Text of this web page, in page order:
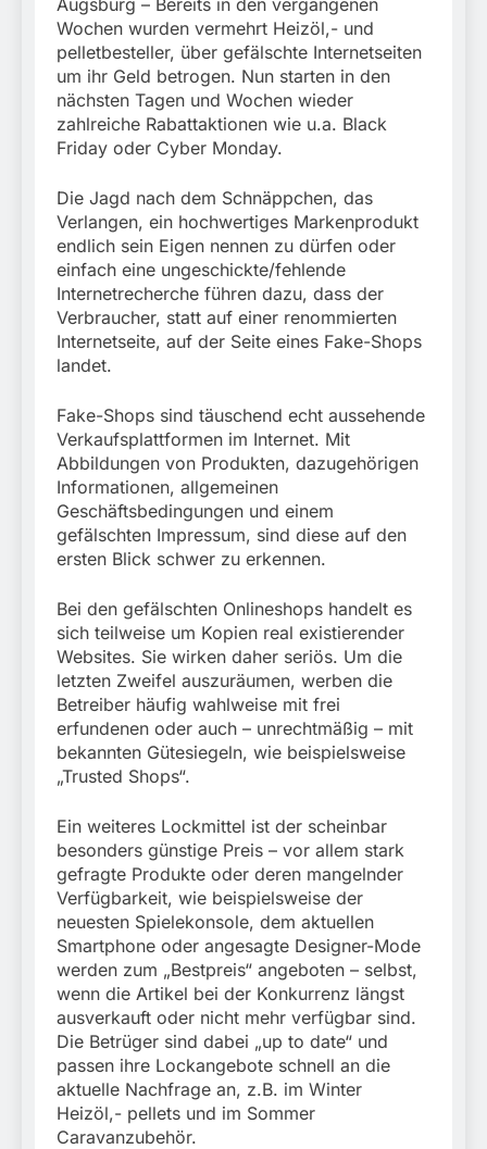
führt zur Sicherstellung
unversteuerter Zigaretten
und Einleitung eines
Steuerstrafverfahrens
Kraftfahrzeug über die
Grenze
eingereist/Bundespolizei
stellt Auto sicher
3. August 2026
Wochen wurden vermehrt Heizöl,- und
pelletbesteller, über gefälschte Internetseiten
um ihr Geld betrogen. Nun starten in den
nächsten Tagen und Wochen wieder
zahlreiche Rabattaktionen wie u.a. Black
Friday oder Cyber Monday.
Die Jagd nach dem Schnäppchen, das
Verlangen, ein hochwertiges Markenprodukt
endlich sein Eigen nennen zu dürfen oder
einfach eine ungeschickte/fehlende
Internetrecherche führen dazu, dass der
Verbraucher, statt auf einer renommierten
Internetseite, auf der Seite eines Fake-Shops
landet.
Fake-Shops sind täuschend echt aussehende
Verkaufsplattformen im Internet. Mit
Abbildungen von Produkten, dazugehörigen
Informationen, allgemeinen
Geschäftsbedingungen und einem
gefälschten Impressum, sind diese auf den
ersten Blick schwer zu erkennen.
Bei den gefälschten Onlineshops handelt es
sich teilweise um Kopien real existierender
Websites. Sie wirken daher seriös. Um die
letzten Zweifel auszuräumen, werben die
Betreiber häufig wahlweise mit frei
erfundenen oder auch – unrechtmäßig – mit
bekannten Gütesiegeln, wie beispielsweise
„Trusted Shops“.
Ein weiteres Lockmittel ist der scheinbar
besonders günstige Preis – vor allem stark
gefragte Produkte oder deren mangelnder
Verfügbarkeit, wie beispielsweise der
neuesten Spielekonsole, dem aktuellen
Smartphone oder angesagte Designer-Mode
werden zum „Bestpreis“ angeboten – selbst,
wenn die Artikel bei der Konkurrenz längst
ausverkauft oder nicht mehr verfügbar sind.
Die Betrüger sind dabei „up to date“ und
passen ihre Lockangebote schnell an die
aktuelle Nachfrage an, z.B. im Winter
Heizöl,- pellets und im Sommer
Caravanzubehör.